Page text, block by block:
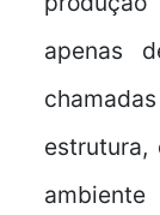
apenas
estrutura,